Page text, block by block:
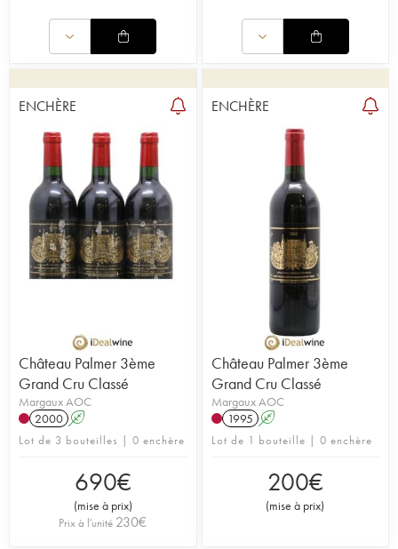
ENCHÈRE
Château Palmer 3ème
Grand Cru Classé
Margaux AOC
2000 A
Lot de 3 bouteilles | 0 enchère
690€
(mise à prix)
Prix à l'unité 230€
ENCHÈRE
Château Palmer 3ème
Grand Cru Classé
Margaux AOC
1995 A
Lot de 1 bouteille | 0 enchère
200€
(mise à prix)